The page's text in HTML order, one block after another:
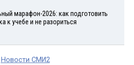
марафон-2026: как подготовить
к учебе и не разориться
Новости СМИ2